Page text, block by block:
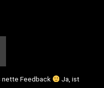
nette Feedback
Ja, ist